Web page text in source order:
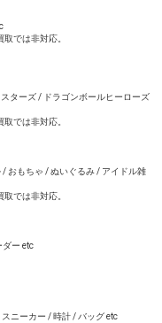
では非対応。
ターズ / ドラゴンボールヒーローズ
では非対応。
おもちゃ / ぬいぐるみ / アイドル雑
では非対応。
ダー etc
スニーカー / 時計 / バッグ etc